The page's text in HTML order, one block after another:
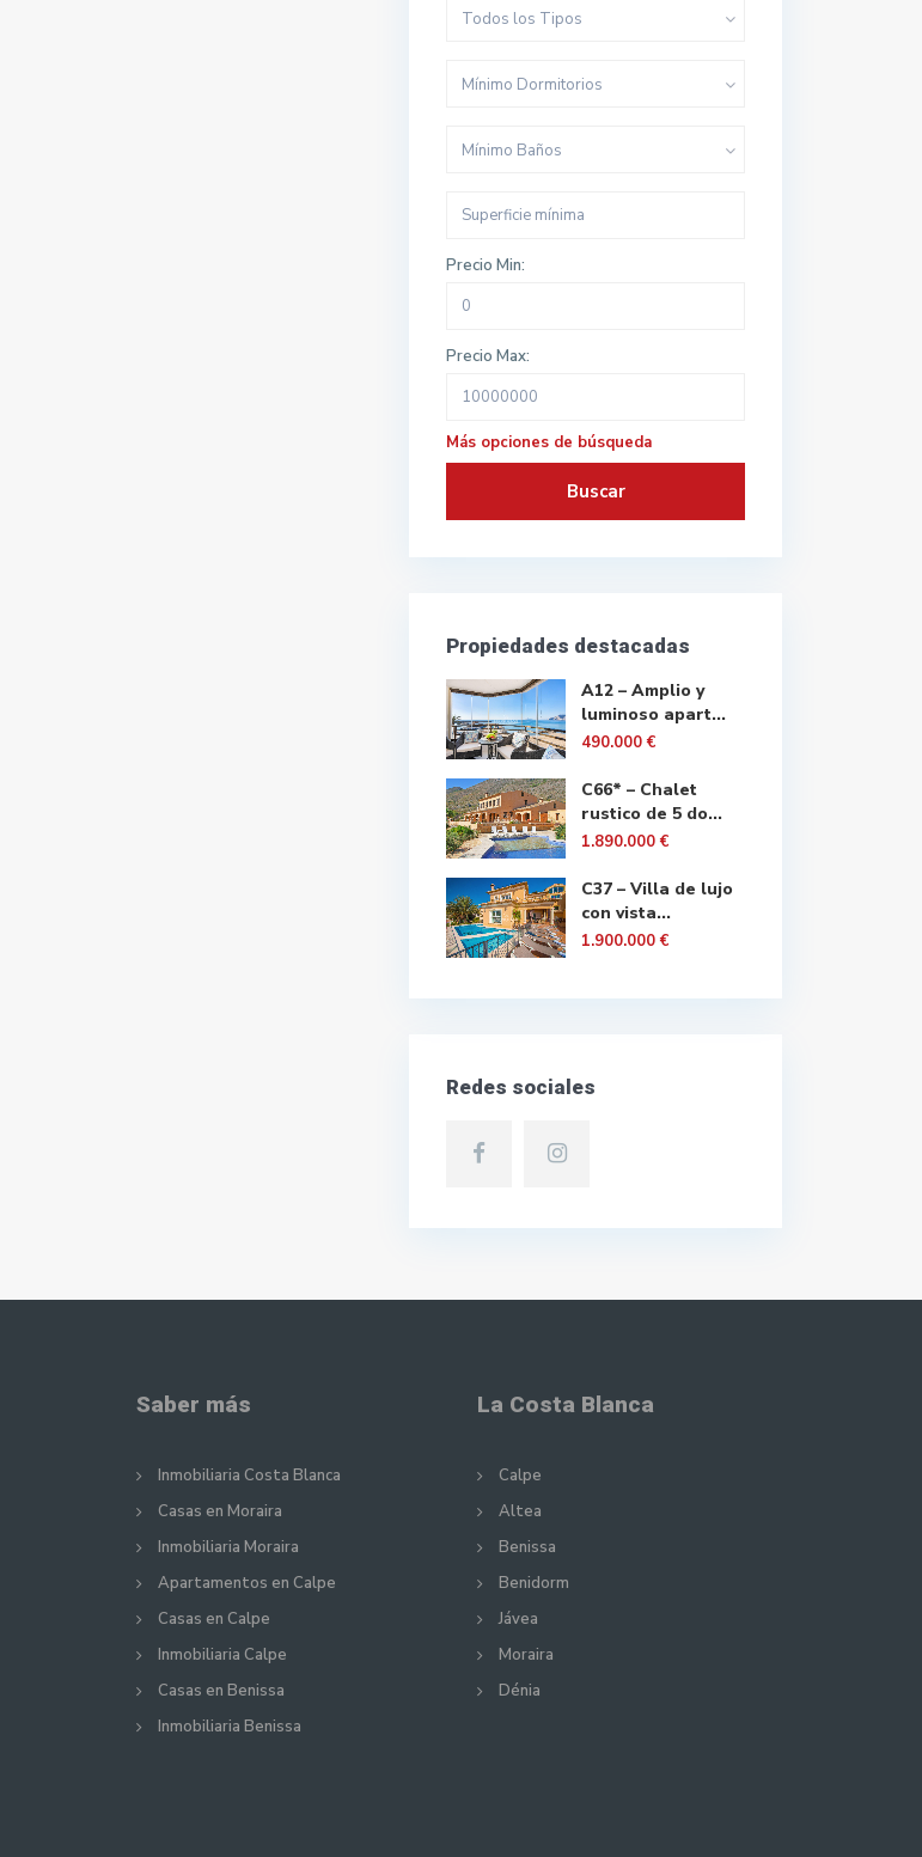
Todos los Tipos
Mínimo Dormitorios
Mínimo Baños
Precio Min:
Precio Max:
Más opciones de búsqueda
Buscar
Propiedades destacadas
A12 – Amplio y
luminoso apart...
490.000 €
C66* – Chalet
rustico de 5 do...
1.890.000 €
C37 – Villa de lujo
con vista...
1.900.000 €
Redes sociales
Saber más
Inmobiliaria Costa Blanca
Casas en Moraira
Inmobiliaria Moraira
Apartamentos en Calpe
Casas en Calpe
Inmobiliaria Calpe
Casas en Benissa
Inmobiliaria Benissa
La Costa Blanca
Calpe
Altea
Benissa
Benidorm
Jávea
Moraira
Dénia